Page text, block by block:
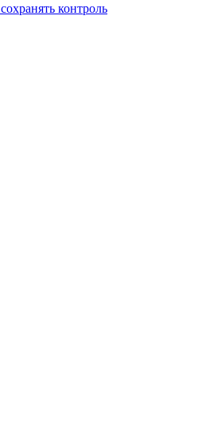
контроль